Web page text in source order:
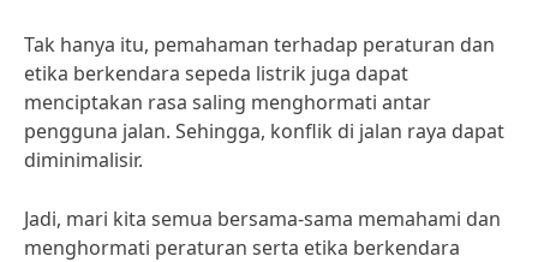
Tak hanya itu, pemahaman terhadap peraturan dan
etika berkendara sepeda listrik juga dapat
menciptakan rasa saling menghormati antar
pengguna jalan. Sehingga, konflik di jalan raya dapat
diminimalisir.
Jadi, mari kita semua bersama-sama memahami dan
menghormati peraturan serta etika berkendara